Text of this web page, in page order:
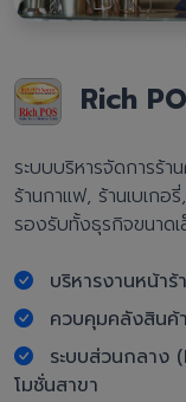
Rich
ระบบบริหารจัดการร้า
ร้านกาแฟ, ร้านเบเกอ
รองรับทั้งธุรกิจขนาด
บริหารงานหน้า
ควบคุมคลังสินค้
ระบบส่วนกลาง
โมชั่นสาขา